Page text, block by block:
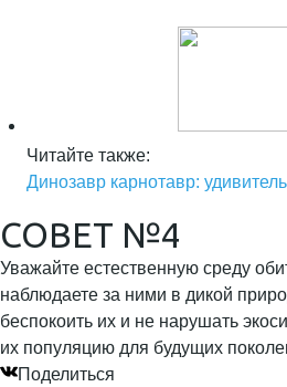
Читайте также:
Динозавр карнотавр:
СОВЕТ №4
Уважайте естественную среду
наблюдаете за ними в дикой
беспокоить их и не нарушать
их популяцию для будущих
Поделиться